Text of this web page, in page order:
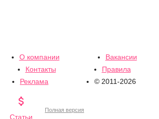
О компании
Вакансии
Контакты
Правила
Реклама
© 2011-2026

Статьи
Полная версия